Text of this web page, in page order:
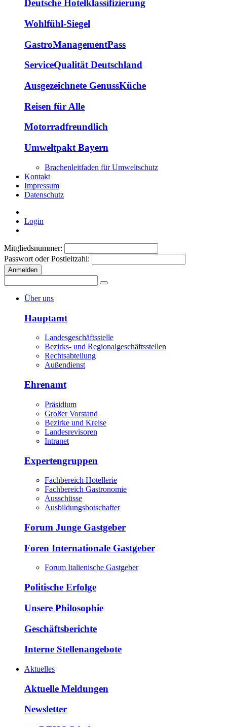
Deutsche Hotelklassifizierung
Wohlfühl-Siegel
GastroManagementPass
ServiceQualität Deutschland
Ausgezeichnete GenussKüche
Reisen für Alle
Motorradfreundlich
Umweltpakt Bayern
Brachenleitfaden für Umweltschutz
Kontakt
Impressum
Datenschutz
Login
Mitgliedsnummer:
Passwort oder Postleitzahl:
Anmelden
Über uns
Hauptamt
Landesgeschäftsstelle
Bezirks- und Regionalgeschäftsstellen
Rechtsabteilung
Außendienst
Ehrenamt
Präsidium
Großer Vorstand
Bezirke und Kreise
Landesrevisoren
Intranet
Expertengruppen
Fachbereich Hotellerie
Fachbereich Gastronomie
Ausschüsse
Ausbildungsbotschafter
Forum Junge Gastgeber
Foren Internationale Gastgeber
Forum Italienische Gastgeber
Politische Erfolge
Unsere Philosophie
Geschäftsberichte
Interne Stellenangebote
Aktuelles
Aktuelle Meldungen
Newsletter